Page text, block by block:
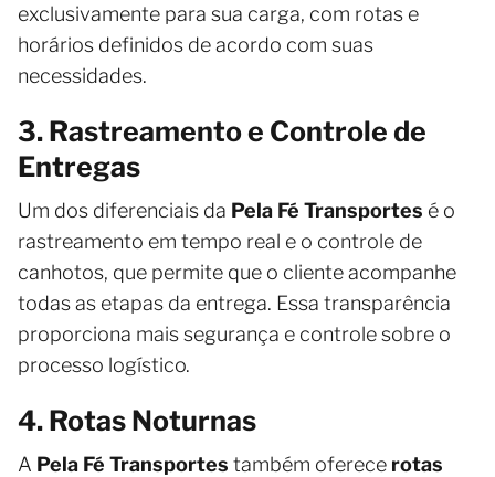
exclusivamente para sua carga, com rotas e
horários definidos de acordo com suas
necessidades.
3. Rastreamento e Controle de
Entregas
Um dos diferenciais da Pela Fé Transportes é o
rastreamento em tempo real e o controle de
canhotos, que permite que o cliente acompanhe
todas as etapas da entrega. Essa transparência
proporciona mais segurança e controle sobre o
processo logístico.
4. Rotas Noturnas
A Pela Fé Transportes também oferece rotas